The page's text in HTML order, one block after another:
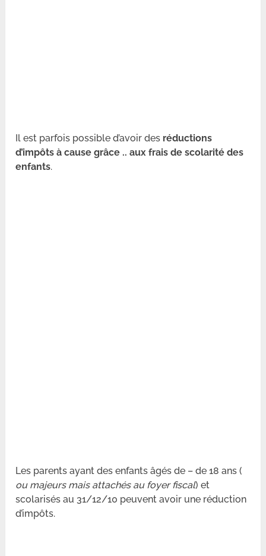
Il est parfois possible d’avoir des réductions
d’impôts à cause grâce .. aux frais de scolarité des
enfants.
Les parents ayant des enfants âgés de – de 18 ans (
ou majeurs mais attachés au foyer fiscal) et
scolarisés au 31/12/10 peuvent avoir une réduction
d’impôts.